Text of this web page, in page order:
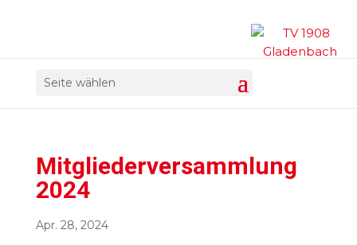
Seite wählen
Mitgliederversammlung
2024
Apr. 28, 2024